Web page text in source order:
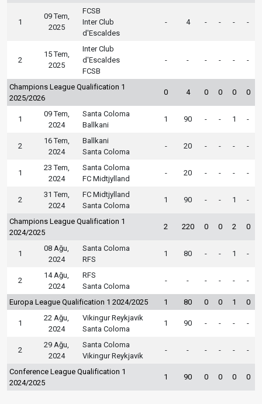
1
09 Tem,
2025
FCSB
Inter Club
d'Escaldes
- 4 - - - -
2
15 Tem,
2025
Inter Club
d'Escaldes
FCSB
- - - - - -
Champions League Qualification 1
2025/2026
0 4 0 0 0 0
1
09 Tem,
2024
Santa Coloma
Ballkani
1 90 - - 1 -
2
16 Tem,
2024
Ballkani
Santa Coloma
- 20 - - - -
1
23 Tem,
2024
Santa Coloma
FC Midtjylland
- 20 - - - -
2
31 Tem,
2024
FC Midtjylland
Santa Coloma
1 90 - - 1 -
Champions League Qualification 1
2024/2025
2 220 0 0 2 0
1
08 Ağu,
2024
Santa Coloma
RFS
1 80 - - 1 -
2
14 Ağu,
2024
RFS
Santa Coloma
- - - - - -
Europa League Qualification 1 2024/2025 1 80 0 0 1 0
1
22 Ağu,
2024
Vikingur Reykjavik
Santa Coloma
1 90 - - - -
2
29 Ağu,
2024
Santa Coloma
Vikingur Reykjavik
- - - - - -
Conference League Qualification 1
2024/2025
1 90 0 0 0 0